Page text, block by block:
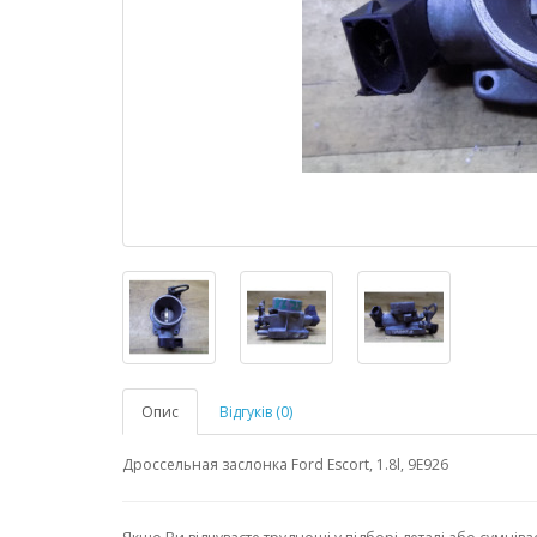
Опис Відгуків (0)
Дроссельная заслонка Ford Escort, 1.8l, 9E926